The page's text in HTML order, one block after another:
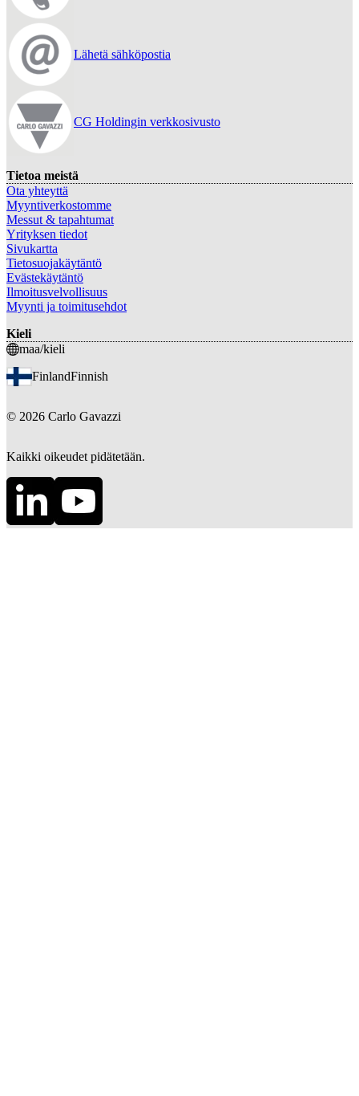
Lähetä sähköpostia
CG Holdingin verkkosivusto
Tietoa meistä
Ota yhteyttä
Myyntiverkostomme
Messut & tapahtumat
Yrityksen tiedot
Sivukartta
Tietosuojakäytäntö
Evästekäytäntö
Ilmoitusvelvollisuus
Myynti ja toimitusehdot
Kieli
maa/kieli
FinlandFinnish
© 2026 Carlo Gavazzi
Kaikki oikeudet pidätetään.